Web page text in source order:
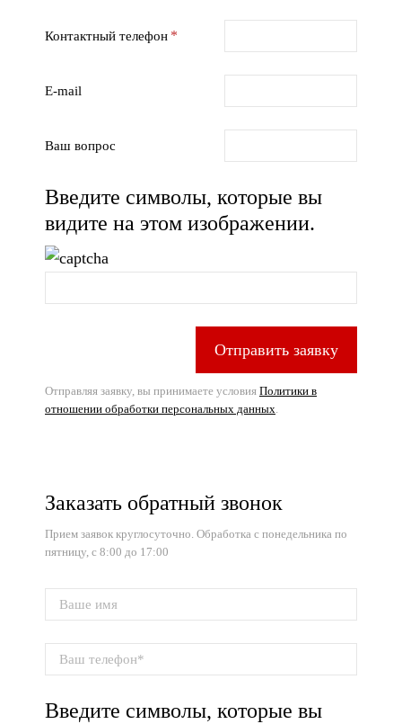
Контактный телефон
E-mail
Ваш вопрос
Введите символы, которые вы
видите на этом изображении.
Отправить заявку
Отправляя заявку, вы принимаете условия Политики в
отношении обработки персональных данных.
Заказать обратный звонок
Прием заявок круглосуточно. Обработка с понедельника по
пятницу, с 8:00 до 17:00
Введите символы, которые вы